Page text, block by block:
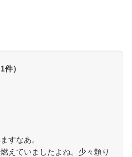
1件）
すなあ。
えていましたよね。少々頼り